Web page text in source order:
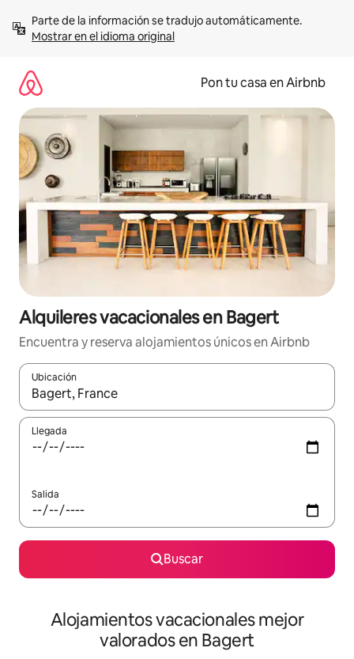
contenidoMostrar en el idioma original
Pon tu casa en Airbnb
Alquileres vacacionales en Bagert
Encuentra y reserva alojamientos únicos en Airbnb
Ubicación
Cuando los resultados estén disponibles, navega con las
Llegada
Salida
Buscar
Alojamientos vacacionales mejor
valorados en Bagert